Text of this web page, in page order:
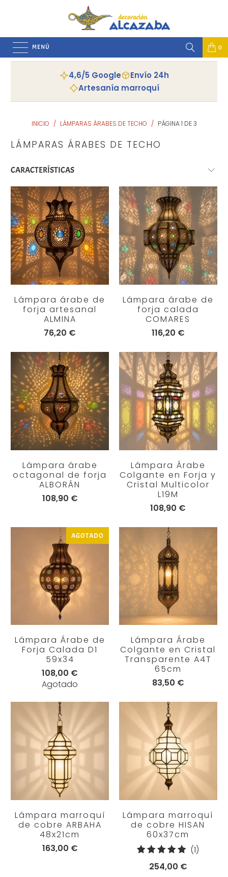
MENÚ 0
4,6/5 Google
Envío 24h
Artesanía marroquí
INICIO / LÁMPARAS ÁRABES DE TECHO / PÁGINA 1 DE 3
LÁMPARAS ÁRABES DE TECHO
Lámpara árabe de
forja artesanal
ALMINA
76,20 €
Lámpara árabe de
forja calada
COMARES
116,20 €
Lámpara árabe
octagonal de forja
ALBORÁN
108,90 €
Lámpara Árabe
Colgante en Forja y
Cristal Multicolor
L19M
108,90 €
AGOTADO
Lámpara Árabe de
Forja Calada D1
59x34
108,00 €
Agotado
Lámpara Árabe
Colgante en Cristal
Transparente A4T
65cm
83,50 €
Lámpara marroquí
de cobre ARBAHA
48x21cm
163,00 €
Lámpara marroquí
de cobre HISAN
60x37cm
(1)
254,00 €